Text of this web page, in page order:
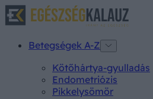
Betegségek A-Z
Kötőhártya-gyulladás
Endometriózis
Pikkelysömör